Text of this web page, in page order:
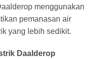
menggunakan
pemanasan air
yang lebih sedikit.
Daalderop